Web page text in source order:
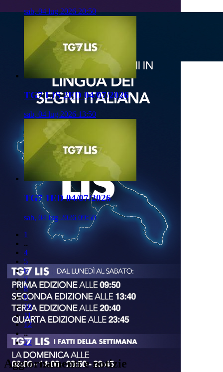
sab, 04 lug 2026 20:50
TG7 LIS 2ED 04/07/2026
sab, 04 lug 2026 13:50
TG7 1ED 04/07/2026
sab, 04 lug 2026 09:50
1
..
4
5
6
7
8
9
10
11
12
..
22
Aggiornamenti e notizie